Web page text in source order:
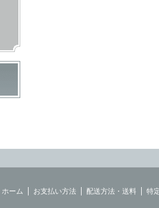
ホーム お支払い方法 配送方法・送料 特